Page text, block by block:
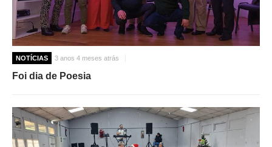
NOTÍCIAS 3 anos 4 meses atrás
Foi dia de Poesia